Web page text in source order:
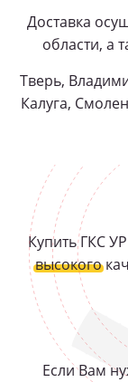
Доставка
области, а
Тверь,
Калуга,
Купить ГКС
высокого
Если Вам